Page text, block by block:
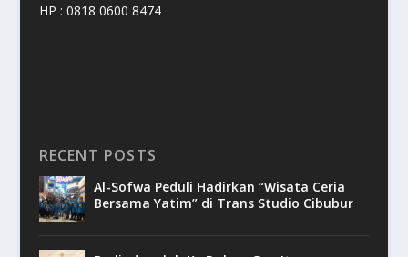
HP : 0818 0600 8474
RECENT POSTS
Al-Sofwa Peduli Hadirkan “Wisata Ceria
Bersama Yatim” di Trans Studio Cibubur